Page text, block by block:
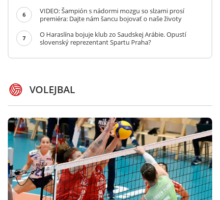
6
VIDEO: Šampión s nádormi mozgu so slzami prosí
premiéra: Dajte nám šancu bojovať o naše životy
7
O Haraslína bojuje klub zo Saudskej Arábie. Opustí
slovenský reprezentant Spartu Praha?
VOLEJBAL